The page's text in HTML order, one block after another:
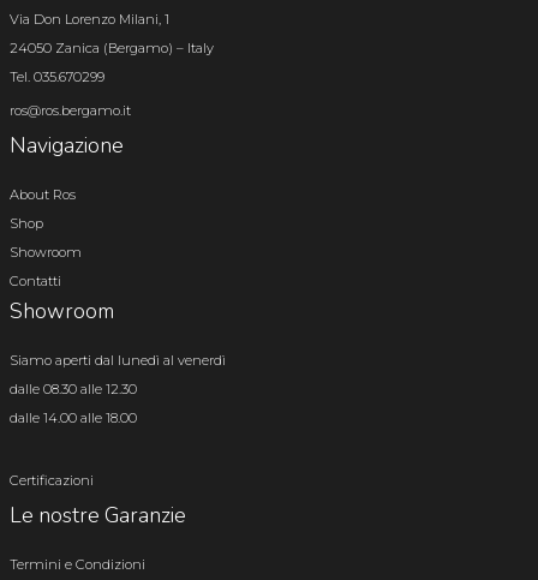
Via Don Lorenzo Milani, 1
24050 Zanica (Bergamo) – Italy
Tel. 035.670299
ros@ros.bergamo.it
Navigazione
About Ros
Shop
Showroom
Contatti
Showroom
Siamo aperti dal lunedì al venerdì
dalle 08.30 alle 12.30
dalle 14.00 alle 18.00
Certificazioni
Le nostre Garanzie
Termini e Condizioni